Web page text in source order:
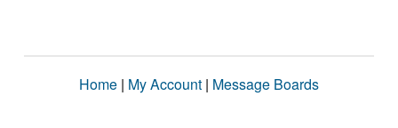
Home | My Account | Message Boards